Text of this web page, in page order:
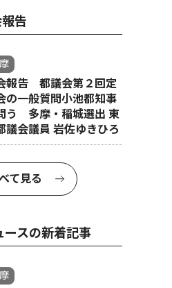
子ども型アン
告
報告 都議会第２回定
の一般質問小池都知事
う 多摩・稲城選出 東
議会議員 岩佐ゆきひろ
て見る
ースの新着記事